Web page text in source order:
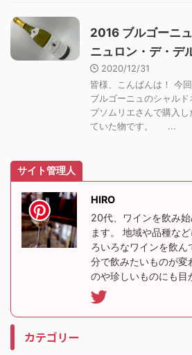
2016 ブルゴーニ
ニュロン・デ・デ
2020/12/31
皆様、こんばんは！ 今
ブルゴーニュのシャル
プソムリエさんで購入
ていた物です。 ...
サイト管理人
HIRO
20代、ワインを飲み
ます。 地域や品種な
ろいろなワインを飲
分で飲みたいものが変
のや珍しいものにも目
カテゴリー